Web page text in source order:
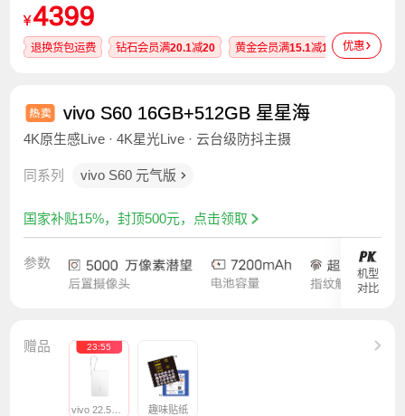
¥4399
退换货包运费 钻石会员满20.1减20 黄金会员满15.1减15 白银会员
优惠
vivo S60 16GB+512GB 星星海
4K原生感Live · 4K星光Live · 云台级防抖主摄
同系列 vivo S60 元气版
国家补贴15%，封顶500元，点击领取
参数
机型
对比
赠品 23:52
vivo 22.5W 自带线充电宝 A1 10000mAh 云峰白 趣味贴纸